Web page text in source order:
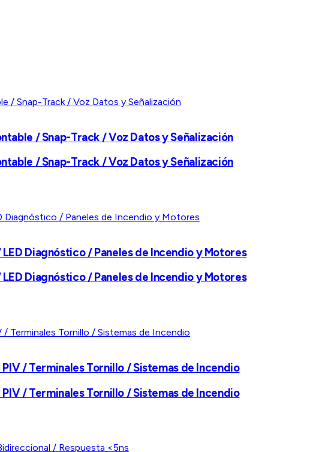
/ Snap-Track / Voz Datos y Señalización
/ Snap-Track / Voz Datos y Señalización
Diagnóstico / Paneles de Incendio y Motores
Diagnóstico / Paneles de Incendio y Motores
/ Terminales Tornillo / Sistemas de Incendio
/ Terminales Tornillo / Sistemas de Incendio